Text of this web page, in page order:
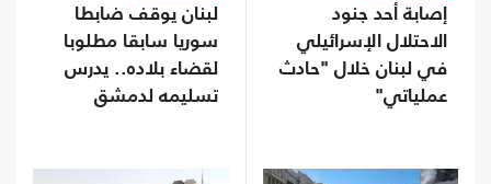
إصابة أحد جنود
الاحتلال الإسرائيلي
في لبنان خلال "حادث
عملياتي"
لبنان يوقف ضابطا
سوريا سابقا مطلوبا
لقضاء بلاده.. يدرس
تسليمه لدمشق